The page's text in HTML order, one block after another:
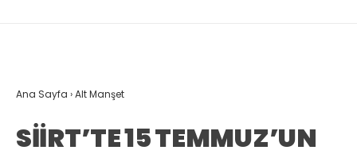
Ana Sayfa ›Alt Manşet
SİİRT’TE 15 TEMMUZ’UN